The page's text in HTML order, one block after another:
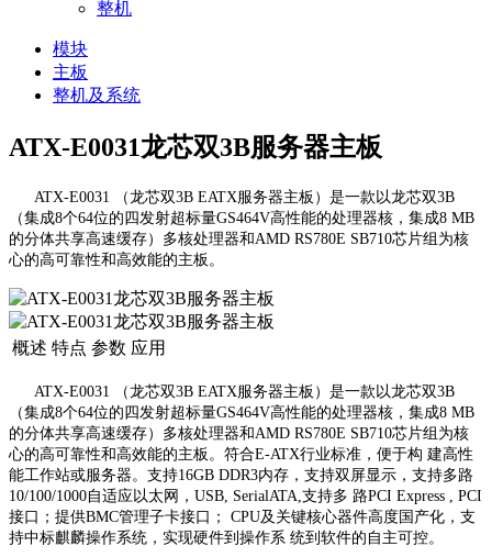
整机
模块
主板
整机及系统
ATX-E0031龙芯双3B服务器主板
ATX-E0031 （龙芯双3B EATX服务器主板）是一款以龙芯双3B
（集成8个64位的四发射超标量GS464V高性能的处理器核，集成8 MB
的分体共享高速缓存）多核处理器和AMD RS780E SB710芯片组为核
心的高可靠性和高效能的主板。
概述 特点 参数 应用
ATX-E0031 （龙芯双3B EATX服务器主板）是一款以龙芯双3B
（集成8个64位的四发射超标量GS464V高性能的处理器核，集成8 MB
的分体共享高速缓存）多核处理器和AMD RS780E SB710芯片组为核
心的高可靠性和高效能的主板。符合E-ATX行业标准，便于构 建高性
能工作站或服务器。支持16GB DDR3内存，支持双屏显示，支持多路
10/100/1000自适应以太网，USB, SerialATA,支持多 路PCI Express , PCI
接口；提供BMC管理子卡接口； CPU及关键核心器件高度国产化，支
持中标麒麟操作系统，实现硬件到操作系 统到软件的自主可控。